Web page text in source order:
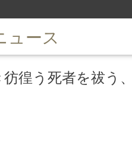
ュース
徨う死者を祓う